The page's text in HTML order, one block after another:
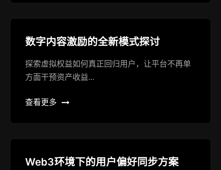
数字内容激励的全新模式探讨
探索虚拟权益如何真正回归用户，让平台不再单
方面干预资产收益...
查看更多
Web3环境下的用户偏好同步方案